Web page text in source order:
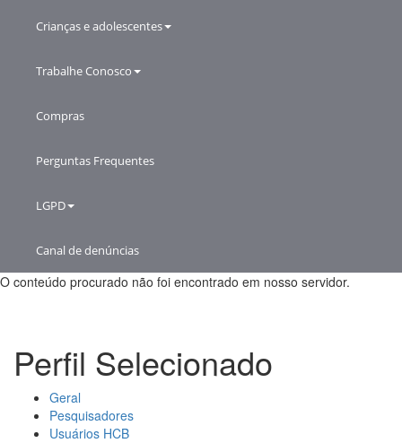
Crianças e adolescentes
Trabalhe Conosco
Compras
Perguntas Frequentes
LGPD
Canal de denúncias
O conteúdo procurado não foi encontrado em nosso servidor.
Perfil Selecionado
Geral
Pesquisadores
Usuários HCB